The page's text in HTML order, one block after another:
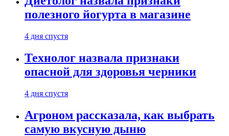
полезного йогурта в магазине
4 дня спустя
Технолог назвала признаки
опасной для здоровья черники
4 дня спустя
Агроном рассказала, как выбрать
самую вкусную дыню